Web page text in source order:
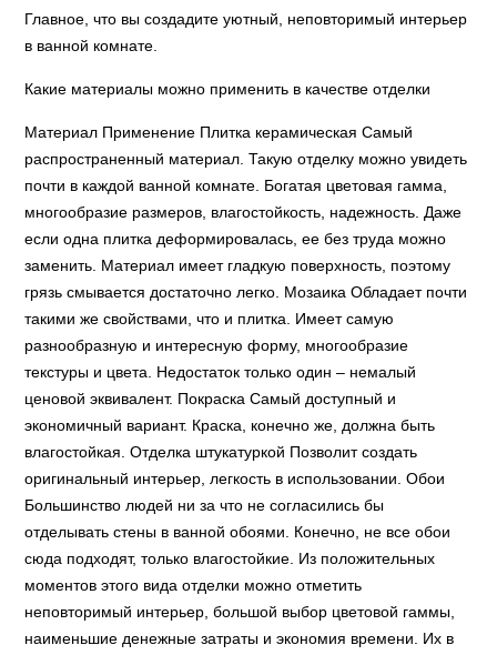
Главное, что вы создадите уютный, неповторимый интерьер
в ванной комнате.
Какие материалы можно применить в качестве отделки
Материал Применение Плитка керамическая Самый
распространенный материал. Такую отделку можно увидеть
почти в каждой ванной комнате. Богатая цветовая гамма,
многообразие размеров, влагостойкость, надежность. Даже
если одна плитка деформировалась, ее без труда можно
заменить. Материал имеет гладкую поверхность, поэтому
грязь смывается достаточно легко. Мозаика Обладает почти
такими же свойствами, что и плитка. Имеет самую
разнообразную и интересную форму, многообразие
текстуры и цвета. Недостаток только один – немалый
ценовой эквивалент. Покраска Самый доступный и
экономичный вариант. Краска, конечно же, должна быть
влагостойкая. Отделка штукатуркой Позволит создать
оригинальный интерьер, легкость в использовании. Обои
Большинство людей ни за что не согласились бы
отделывать стены в ванной обоями. Конечно, не все обои
сюда подходят, только влагостойкие. Из положительных
моментов этого вида отделки можно отметить
неповторимый интерьер, большой выбор цветовой гаммы,
наименьшие денежные затраты и экономия времени. Их в